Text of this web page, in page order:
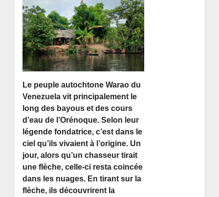
Le peuple autochtone Warao du
Venezuela vit principalement le
long des bayous et des cours
d’eau de l’Orénoque. Selon leur
légende fondatrice, c’est dans le
ciel qu’ils vivaient à l’origine. Un
jour, alors qu’un chasseur tirait
une flèche, celle-ci resta coincée
dans les nuages. En tirant sur la
flèche, ils découvrirent la